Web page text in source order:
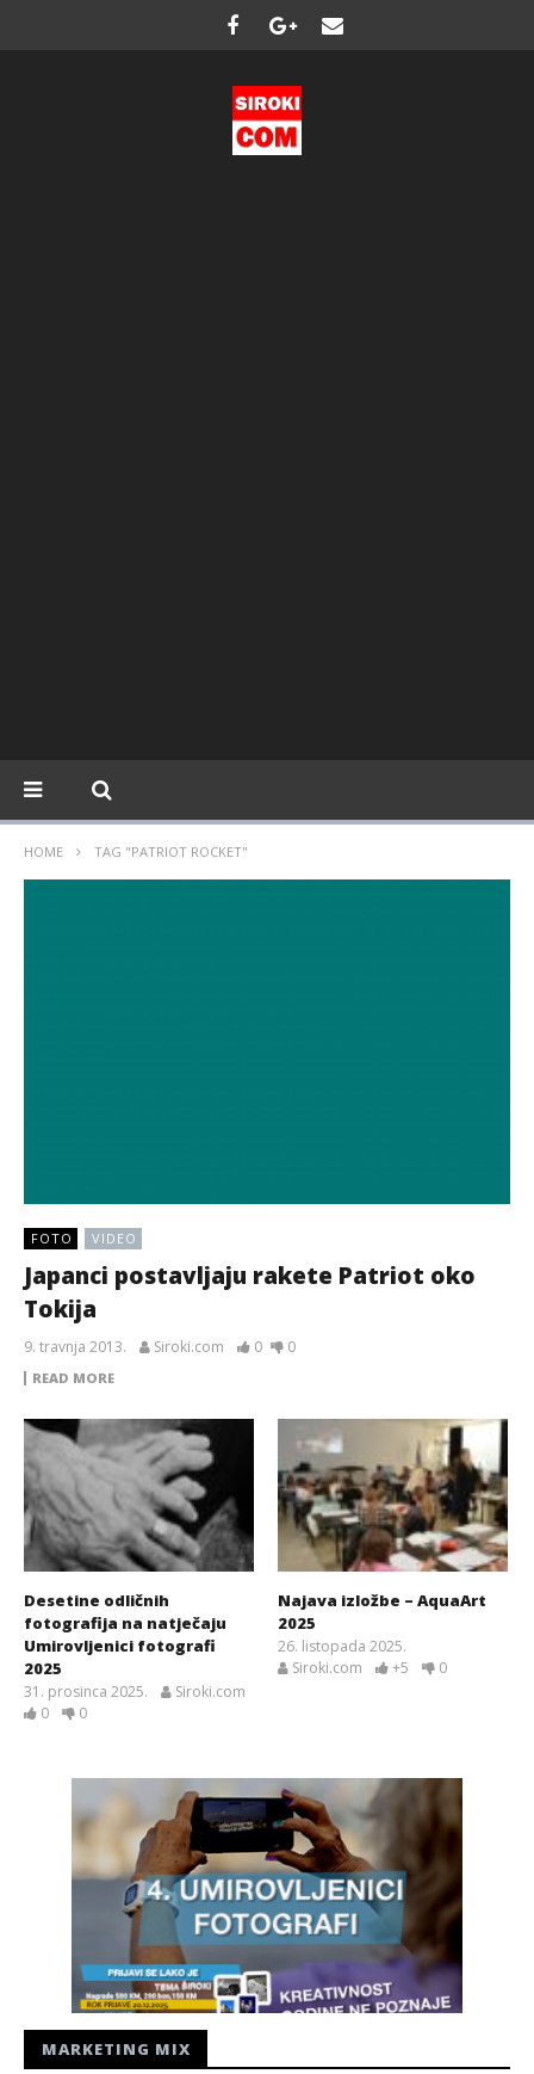
HOME TAG "PATRIOT ROCKET"
FOTO VIDEO
Japanci postavljaju rakete Patriot oko
Tokija
9. travnja 2013. Siroki.com 0 0
READ MORE
Desetine odličnih
fotografija na natječaju
Umirovljenici fotografi
2025
31. prosinca 2025.
Siroki.com
0
0
Najava izložbe – AquaArt
2025
26. listopada 2025.
Siroki.com
+5 0
MARKETING MIX